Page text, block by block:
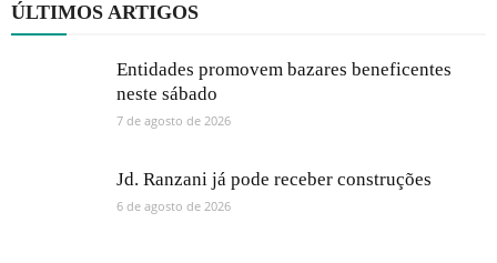
ÚLTIMOS ARTIGOS
Entidades promovem bazares beneficentes
neste sábado
7 de agosto de 2026
Jd. Ranzani já pode receber construções
6 de agosto de 2026